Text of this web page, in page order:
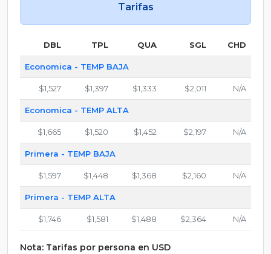
Tarifas
DBL TPL QUA SGL CHD
Economica - TEMP BAJA
$1,527 $1,397 $1,333 $2,011 N/A
Economica - TEMP ALTA
$1,665 $1,520 $1,452 $2,197 N/A
Primera - TEMP BAJA
$1,597 $1,448 $1,368 $2,160 N/A
Primera - TEMP ALTA
$1,746 $1,581 $1,488 $2,364 N/A
Nota: Tarifas por persona en USD